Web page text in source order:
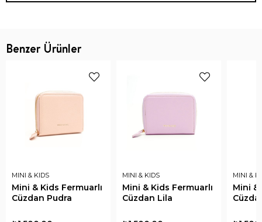
Benzer Ürünler
MINI & KIDS
Mini & Kids Fermuarlı
Cüzdan Pudra
MINI & KIDS
Mini & Kids Fermuarlı
Cüzdan Lila
MINI &
Mini &